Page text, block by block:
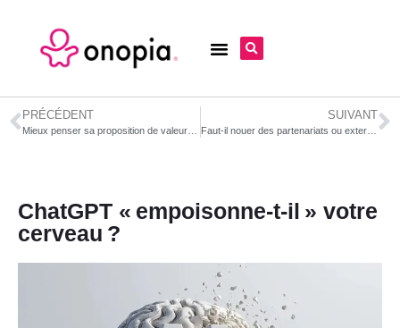
PRÉCÉDENT SUIVANT
Faut-il nouer des partenariats ou externaliser certains éléments ? Un choix stratégique pour renforcer votre business model
ChatGPT « empoisonne-t-il » votre
cerveau ?